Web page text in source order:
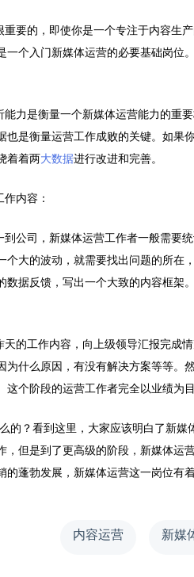
重要的，即使你是一个专注于内容生
一个入门新媒体运营的必要基础岗
能力是衡量一个新媒体运营能力的重
也是衡量运营工作成败的关键。如
着着两 大数据进行改进和完善。
内容：
到公司，新媒体运营工作者一般需要
个大的波动，就需要找出问题的所
数据反馈，写出一个大致的内容框
天的工作内容，向上级领导汇报完成
为什么原因，有没有解决方案等等
这个阶段的运营工作者完全以业绩为
的？看到这里，大家应该明白了新
，但是到了更高级的阶段，新媒体
的蓬勃发展，新媒体运营这一岗位有
内容运营 新媒